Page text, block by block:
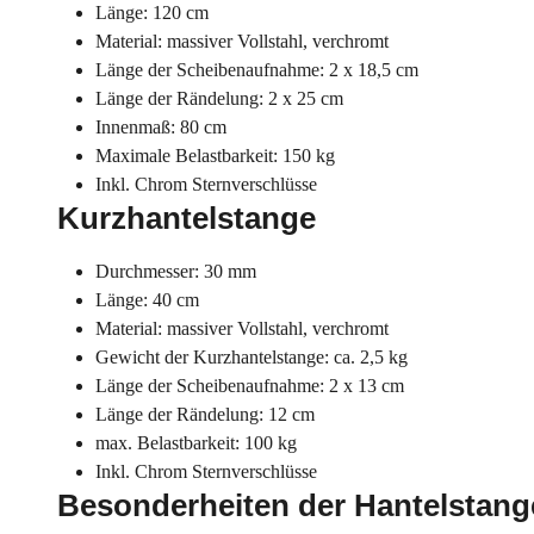
Länge: 120 cm
Material: massiver Vollstahl, verchromt
Länge der Scheibenaufnahme: 2 x 18,5 cm
Länge der Rändelung: 2 x 25 cm
Innenmaß: 80 cm
Maximale Belastbarkeit: 150 kg
Inkl. Chrom Sternverschlüsse
Kurzhantelstange
Durchmesser: 30 mm
Länge: 40 cm
Material: massiver Vollstahl, verchromt
Gewicht der Kurzhantelstange: ca. 2,5 kg
Länge der Scheibenaufnahme: 2 x 13 cm
Länge der Rändelung: 12 cm
max. Belastbarkeit: 100 kg
Inkl. Chrom Sternverschlüsse
Besonderheiten der